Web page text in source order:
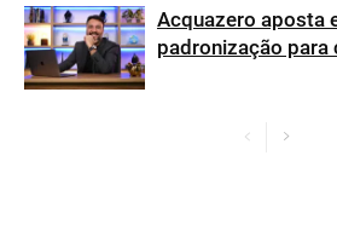
Acquazero aposta
padronização para